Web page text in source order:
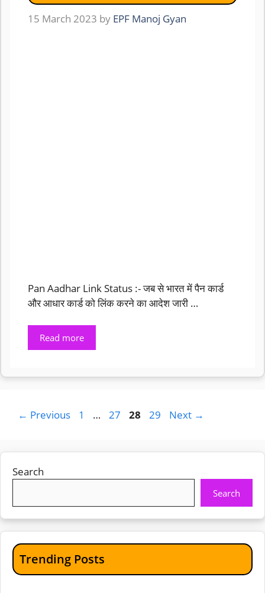
15 March 2023 by EPF Manoj Gyan
Pan Aadhar Link Status :- जब से भारत में पैन कार्ड
और आधार कार्ड को लिंक करने का आदेश जारी …
Read more
← Previous Page
1 … Page
27 Page
28 Page
29 Next →
Search
Search
Trending Posts